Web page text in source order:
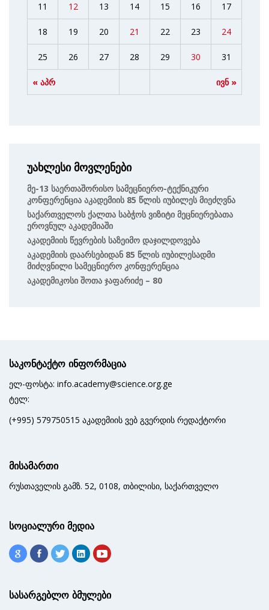
« აპრ ივნ »
11 12 13 14 15 16 17
18 19 20 21 22 23 24
25 26 27 28 29 30 31
უახლესი მოვლენები
Მე-13 Საერთაშორისო Სამეცნიერო-Ტექნიკური
Კონფერენცია Აკადემიის 85 Წლის Იუბილეს Მიეძღვნა
Საქართველოს Ქალთა Საბჭოს Ვიზიტი Მეცნიერებათა
Ეროვნულ Აკადემიაში
Აკადემიის Წევრების Საზეიმო Დაჯილდოვება
Აკადემიის Დაარსებიდან 85 Წლის Იუბილესადმი
Მიძღვნილი Სამეცნიერო Კონფერენცია
Აკადემიკოსი Შოთა Ჯაფარიძე – 80
საკონტაქტო ინფორმაცია
ელ-ფოსტა: info.academy@science.org.ge
ტელ:
(+995) 579750515 აკადემიის ვებ გვერდის რედაქტორი
მისამართი
რუსთაველის გამზ. 52, 0108, თბილისი, საქართველო
სოციალური მედია
სასარგებლო ბმულები